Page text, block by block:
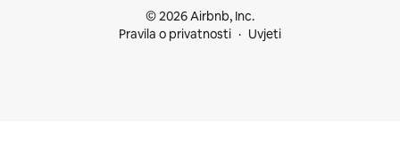
© 2026 Airbnb, Inc.
Pravila o privatnosti
Uvjeti